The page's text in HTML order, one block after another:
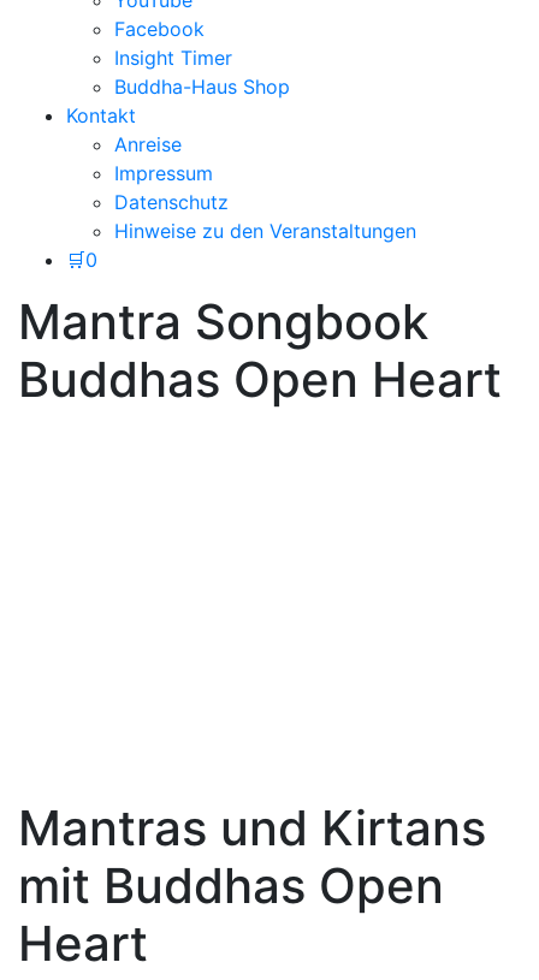
Facebook
Insight Timer
Buddha-Haus Shop
Kontakt
Anreise
Impressum
Datenschutz
Hinweise zu den Veranstaltungen
🛒0
Mantra Songbook
Buddhas Open Heart
Mantras und Kirtans
mit Buddhas Open
Heart